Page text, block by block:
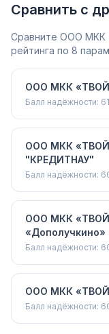
Сравнить с
Сравните ООО МКК
рейтинга по 8
ООО МКК
Балл надёжности:
ООО МКК
"КРЕДИТНАУ"
Балл надёжности:
ООО МКК
«Дополучкино»
Балл надёжности:
ООО МКК
Балл надёжности: